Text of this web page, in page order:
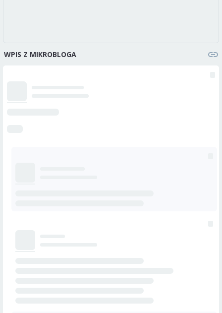
WPIS Z MIKROBLOGA